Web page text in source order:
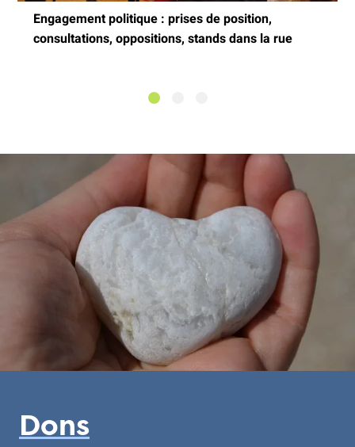
Engagement politique : prises de position,
consultations, oppositions, stands dans la rue
Dons